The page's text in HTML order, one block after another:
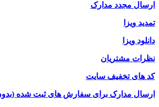
ارسال مجدد مدارک
تمدید ویزا
دانلود ویزا
نظرات مشتریان
کد های تخفیف سایت
ارسال مدارک برای سفارش های ثبت شده